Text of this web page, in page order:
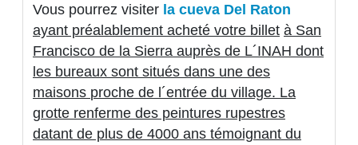
Vous pourrez visiter la cueva Del Raton
ayant préalablement acheté votre billet à San
Francisco de la Sierra auprès de L´INAH dont
les bureaux sont situés dans une des
maisons proche de l´entrée du village. La
grotte renferme des peintures rupestres
datant de plus de 4000 ans témoignant du